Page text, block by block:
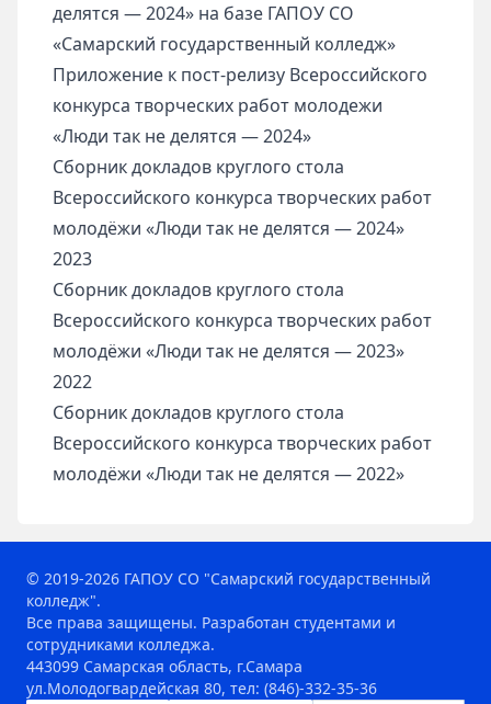
делятся — 2024» на базе ГАПОУ СО
«Самарский государственный колледж»
Приложение к пост-релизу Всероссийского
конкурса творческих работ молодежи
«Люди так не делятся — 2024»
Сборник докладов круглого стола
Всероссийского конкурса творческих работ
молодёжи «Люди так не делятся — 2024»
2023
Сборник докладов круглого стола
Всероссийского конкурса творческих работ
молодёжи «Люди так не делятся — 2023»
2022
Сборник докладов круглого стола
Всероссийского конкурса творческих работ
молодёжи «Люди так не делятся — 2022»
© 2019-2026 ГАПОУ СО "Самарский государственный
колледж".
Все права защищены. Разработан студентами и
сотрудниками колледжа.
443099 Самарская область, г.Самара
ул.Молодогвардейская 80, тел: (846)-332-35-36